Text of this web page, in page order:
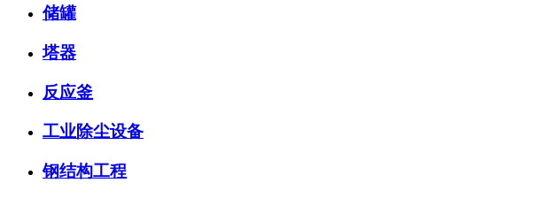
储罐
塔器
反应釜
工业除尘设备
钢结构工程